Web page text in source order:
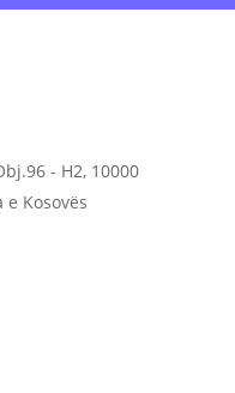
- H2, 10000
Kosovës